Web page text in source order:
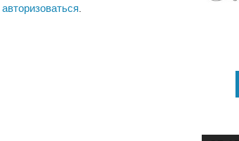
авторизоваться.